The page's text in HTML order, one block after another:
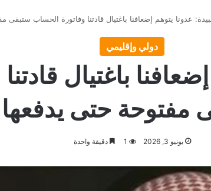
عدونا يتوهم إضعافنا باغتيال قادتنا وفاتورة الحساب ستبقى
دولي وإقليمي
باغتيال
مفتوحة حتى يدفعها
يونيو 3, 2026 1 دقيقة واحدة